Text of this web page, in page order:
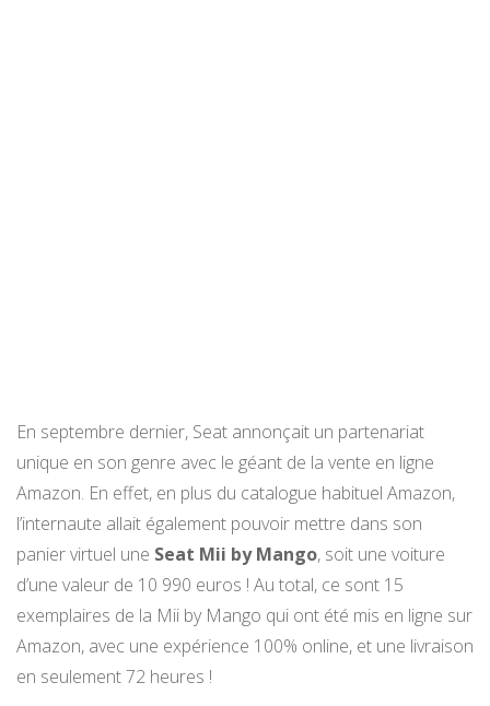
En septembre dernier, Seat annonçait un partenariat
unique en son genre avec le géant de la vente en ligne
Amazon. En effet, en plus du catalogue habituel Amazon,
l’internaute allait également pouvoir mettre dans son
panier virtuel une Seat Mii by Mango, soit une voiture
d’une valeur de 10 990 euros ! Au total, ce sont 15
exemplaires de la Mii by Mango qui ont été mis en ligne sur
Amazon, avec une expérience 100% online, et une livraison
en seulement 72 heures !